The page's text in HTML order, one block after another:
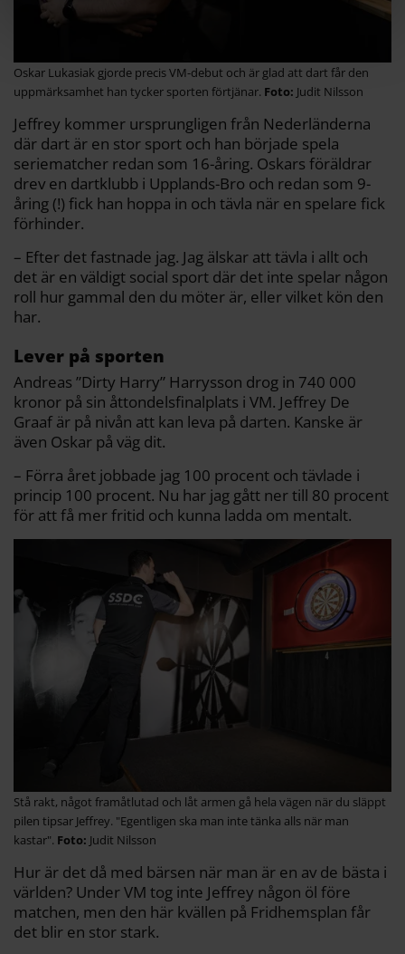
Oskar Lukasiak gjorde precis VM-debut och är glad att dart får den
uppmärksamhet han tycker sporten förtjänar.
Judit Nilsson
Jeffrey kommer ursprungligen från Nederländerna
där dart är en stor sport och han började spela
seriematcher redan som 16-åring. Oskars föräldrar
drev en dartklubb i Upplands-Bro och redan som 9-
åring (!) fick han hoppa in och tävla när en spelare fick
förhinder.
– Efter det fastnade jag. Jag älskar att tävla i allt och
det är en väldigt social sport där det inte spelar någon
roll hur gammal den du möter är, eller vilket kön den
har.
Lever på sporten
Andreas ”Dirty Harry” Harrysson drog in 740 000
kronor på sin åttondelsfinalplats i VM. Jeffrey De
Graaf är på nivån att kan leva på darten. Kanske är
även Oskar på väg dit.
– Förra året jobbade jag 100 procent och tävlade i
princip 100 procent. Nu har jag gått ner till 80 procent
för att få mer fritid och kunna ladda om mentalt.
Stå rakt, något framåtlutad och låt armen gå hela vägen när du släppt
pilen tipsar Jeffrey. "Egentligen ska man inte tänka alls när man
kastar".
Judit Nilsson
Hur är det då med bärsen när man är en av de bästa i
världen? Under VM tog inte Jeffrey någon öl före
matchen, men den här kvällen på Fridhemsplan får
det blir en stor stark.